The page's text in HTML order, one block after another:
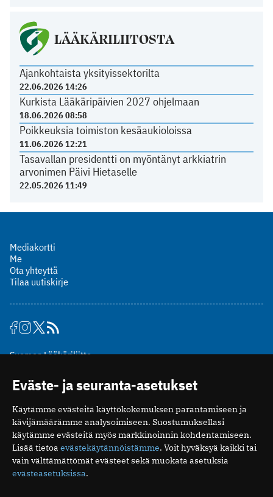
LÄÄKÄRILIITOSTA
Ajankohtaista yksityissektorilta
22.06.2026 14:26
Kurkista Lääkäripäivien 2027 ohjelmaan
18.06.2026 08:58
Poikkeuksia toimiston kesäaukioloissa
11.06.2026 12:21
Tasavallan presidentti on myöntänyt arkkiatrin
arvonimen Päivi Hietaselle
22.05.2026 11:49
Mediakortti
Me
Ota yhteyttä
Tilaa uutiskirje
Suomen Lääkäriliitto
00510 Helsinki
puh. (09) 393 091
toimitus@potilaanlaakarilehti.fi
ISSN 2323-9476
Eväste- ja seuranta-asetukset
Käytämme evästeitä käyttökokemuksen parantamiseen ja
kävijämäärämme analysoimiseen. Suostumuksellasi
käytämme evästeitä myös markkinoinnin kohdentamiseen.
Lisää tietoa evästekäytännöistämme. Voit hyväksyä kaikki tai
vain välttämättömät evästeet sekä muokata asetuksia
evästeasetuksissa.